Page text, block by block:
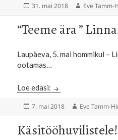
Postitatud
31. mai 2018 Autor
Eve Tamm-
“Teeme ära ”
Laupäeva, 5. mai hommikul –
ootamas…
Loe edasi: “Teeme ära ”
Postitatud
7. mai 2018 Autor
Eve Tamm-
Käsitööhuvilistele!